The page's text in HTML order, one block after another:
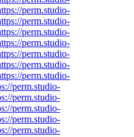
perm.studio-
perm.studio-
perm.studio-
perm.studio-
perm.studio-
perm.studio-
perm.studio-
perm.studio-
perm.studio-
perm.studio-
perm.studio-
perm.studio-